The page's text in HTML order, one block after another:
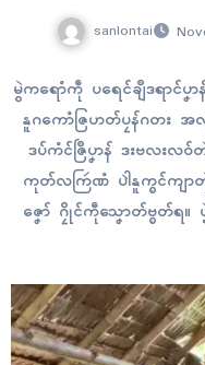
sanlontai
မွဲကရောံကဵု ပရေၚ်ချဳဒရာၚ်
နူဂကောံဇြဟတ်ပၠန်ဂတး
ဒပ်ကံၚ်ဇြဳပၞာန် ဒးဗလးလ
ကုတ်လကြဴဏံ ပါဲနူက္ၜၚ်ကျ
ဇၞော် ဂၠိုၚ်ကဵုသၞောတ်ဗ္ၜတ်ရ။
သၟုဟ်ဓာတ်ဂျိ နွံကၠုၚ်ရ။ ဟို